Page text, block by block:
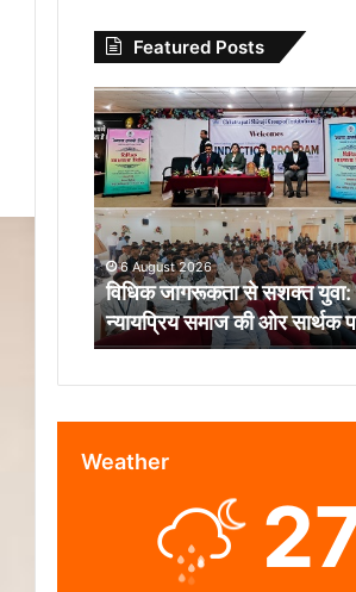
Featured Posts
विधिक
जागरूकता
से
सशक्त
युवा:
नशामुक्त
एवं
न्यायप्रिय
समाज
की
ओर
6 August 2026
विधिक जागरूकता से सशक्त युवा:
न्यायप्रिय समाज की ओर सार्थक
Weather